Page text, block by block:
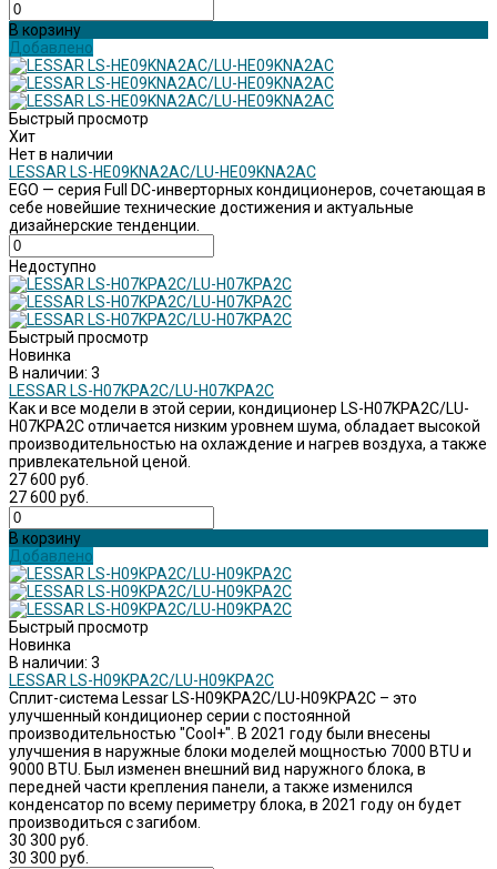
В корзину
Добавлено
Быстрый просмотр
Хит
Нет в наличии
LESSAR LS-HE09KNA2AC/LU-HE09KNA2AC
EGO — серия Full DC-инверторных кондиционеров, сочетающая в
себе новейшие технические достижения и актуальные
дизайнерские тенденции.
Недоступно
Быстрый просмотр
Новинка
В наличии: 3
LESSAR LS-H07KPA2C/LU-H07KPA2C
Как и все модели в этой серии, кондиционер LS-H07KPA2C/LU-
H07KPA2C отличается низким уровнем шума, обладает высокой
производительностью на охлаждение и нагрев воздуха, а также
привлекательной ценой.
27 600 руб.
27 600 руб.
В корзину
Добавлено
Быстрый просмотр
Новинка
В наличии: 3
LESSAR LS-H09KPA2C/LU-H09KPA2C
Сплит-система Lessar LS-H09KPA2C/LU-H09KPA2C – это
улучшенный кондиционер серии с постоянной
производительностью "Cool+". В 2021 году были внесены
улучшения в наружные блоки моделей мощностью 7000 BTU и
9000 BTU. Был изменен внешний вид наружного блока, в
передней части крепления панели, а также изменился
конденсатор по всему периметру блока, в 2021 году он будет
производиться с загибом.
30 300 руб.
30 300 руб.